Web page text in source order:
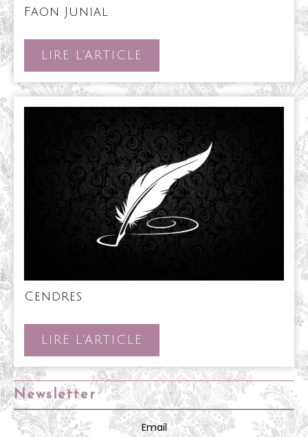
Faon Junial
LIRE L'ARTICLE
L'ARTICLE
Cendres
LIRE L'ARTICLE
L'ARTICLE
Newsletter
Email